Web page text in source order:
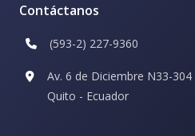
Contáctanos
(593-2) 227-9360
Av. 6 de Diciembre N33-
Quito - Ecuador